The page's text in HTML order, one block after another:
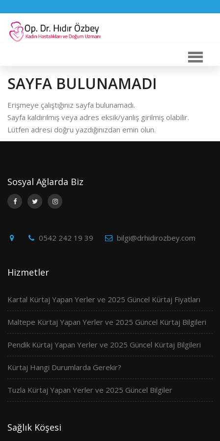
SAYFA BULUNAMADI
Erişmeye çalıştığınız sayfa bulunamadı.
Sayfa kaldırılmış veya adres eksik/yanlış girilmiş olabilir.
Lütfen adresi doğru yazdığınızdan emin olun.
Sosyal Ağlarda Biz
0542 242 19 39 bilgi@drhidirozbey.com
Hizmetler
Kartal Kürtaj Yapan Yerler ve 2025 Güncel Kürtaj Fiyatları
Maltepe Kürtaj Yapan Yerler ve 2025 Güncel Kürtaj Bilgileri
Pendik Kürtaj Yapan Yerler ve 2025 Güncel Kürtaj Bilgileri
Kürtaj Hangi Durumlarda Gerekir?
Tuzla Kürtaj Yapan Yerler ve 2025 Güncel Bilgiler
Sağlık Köşesi